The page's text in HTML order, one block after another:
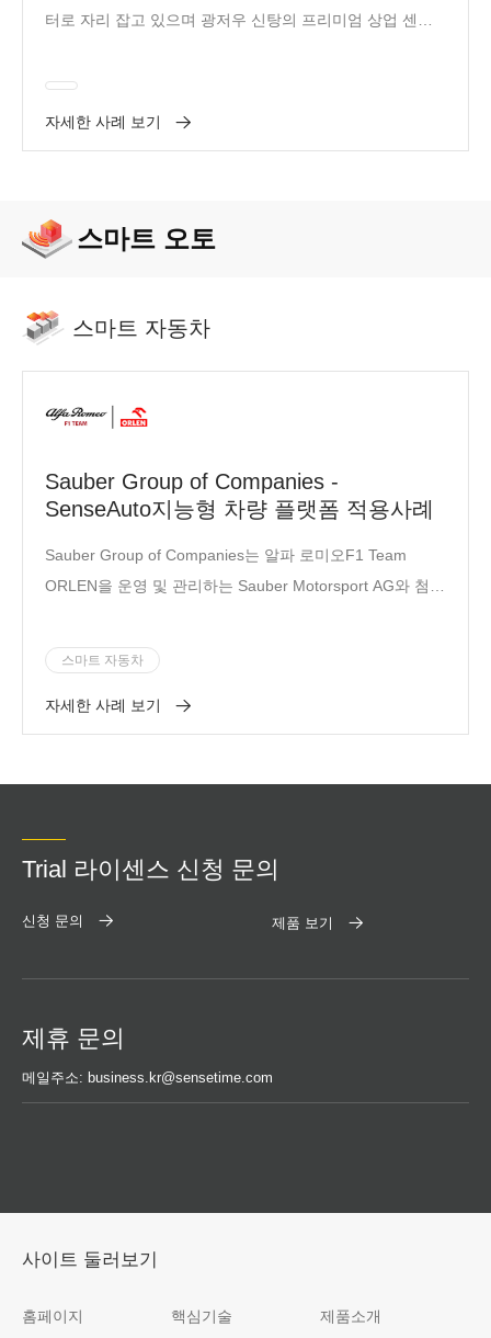
터로 자리 잡고 있으며 광저우 신탕의 프리미엄 상업 센터
자세한 사례 보기
스마트 오토
스마트 자동차
Sauber Group of Companies -
SenseAuto지능형 차량 플랫폼 적용사례
Sauber Group of Companies는 알파 로미오F1 Team
ORLEN을 운영 및 관리하는 Sauber Motorsport AG와 첨단
을 중점적으로 수행하고 있는 Sauber Technologies AG 두
개의 운영 실체로 구성되었습니다.
스마트 자동차
자세한 사례 보기
Trial 라이센스 신청 문의
신청 문의 제품 보기
제휴 문의
메일주소: business.kr@sensetime.com
사이트 둘러보기
홈페이지 핵심기술 제품소개